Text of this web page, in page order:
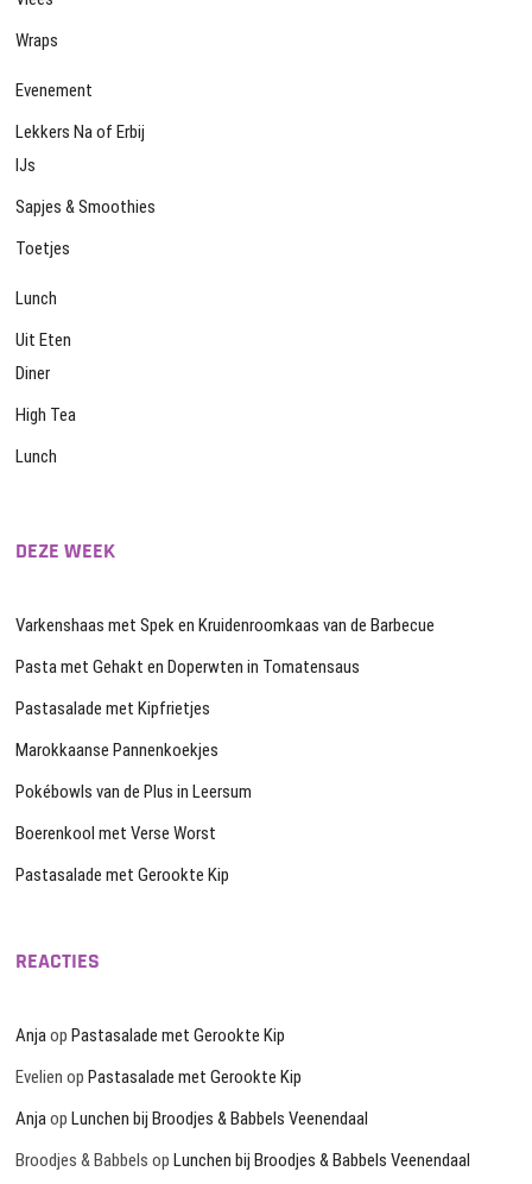
Wraps
Evenement
Lekkers Na of Erbij
IJs
Sapjes & Smoothies
Toetjes
Lunch
Uit Eten
Diner
High Tea
Lunch
DEZE WEEK
Varkenshaas met Spek en Kruidenroomkaas van de Barbecue
Pasta met Gehakt en Doperwten in Tomatensaus
Pastasalade met Kipfrietjes
Marokkaanse Pannenkoekjes
Pokébowls van de Plus in Leersum
Boerenkool met Verse Worst
Pastasalade met Gerookte Kip
REACTIES
Anja opPastasalade met Gerookte Kip
Evelien opPastasalade met Gerookte Kip
Anja opLunchen bij Broodjes & Babbels Veenendaal
Broodjes & Babbels opLunchen bij Broodjes & Babbels Veenendaal